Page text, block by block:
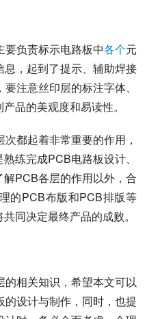
负责标示电路板中各个元
，起到了提示、辅助焊接
注意丝印层的标注字体、
品的美观度和易读性。
都起着非常重要的作用，
练完成PCB电路板设计、
PCB各层的作用以外，合
的PCB布版和PCB排版等
同决定最终产品的成败。
的相关知识，希望本文可以
设计与制作，同时，也提